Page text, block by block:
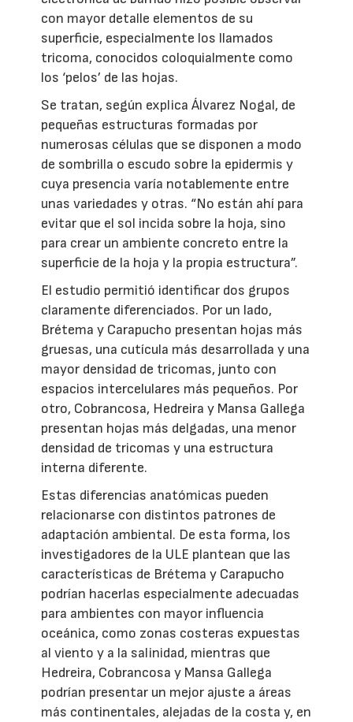
con mayor detalle elementos de su
superficie, especialmente los llamados
tricoma, conocidos coloquialmente como
los ‘pelos’ de las hojas.
Se tratan, según explica Álvarez Nogal, de
pequeñas estructuras formadas por
numerosas células que se disponen a modo
de sombrilla o escudo sobre la epidermis y
cuya presencia varía notablemente entre
unas variedades y otras. “No están ahí para
evitar que el sol incida sobre la hoja, sino
para crear un ambiente concreto entre la
superficie de la hoja y la propia estructura”.
El estudio permitió identificar dos grupos
claramente diferenciados. Por un lado,
Brétema y Carapucho presentan hojas más
gruesas, una cutícula más desarrollada y una
mayor densidad de tricomas, junto con
espacios intercelulares más pequeños. Por
otro, Cobrancosa, Hedreira y Mansa Gallega
presentan hojas más delgadas, una menor
densidad de tricomas y una estructura
interna diferente.
Estas diferencias anatómicas pueden
relacionarse con distintos patrones de
adaptación ambiental. De esta forma, los
investigadores de la ULE plantean que las
características de Brétema y Carapucho
podrían hacerlas especialmente adecuadas
para ambientes con mayor influencia
oceánica, como zonas costeras expuestas
al viento y a la salinidad, mientras que
Hedreira, Cobrancosa y Mansa Gallega
podrían presentar un mejor ajuste a áreas
más continentales, alejadas de la costa y, en